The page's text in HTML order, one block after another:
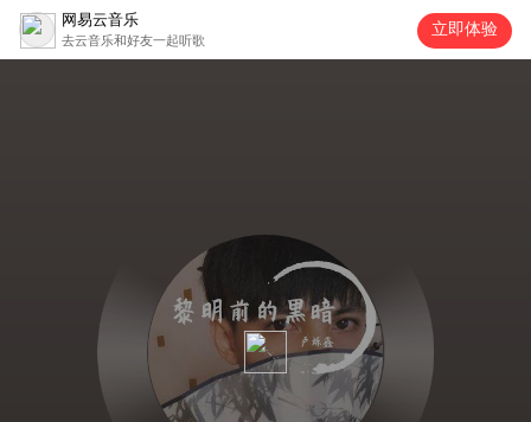
网易云音乐
去云音乐和好友一起听歌
立即体验